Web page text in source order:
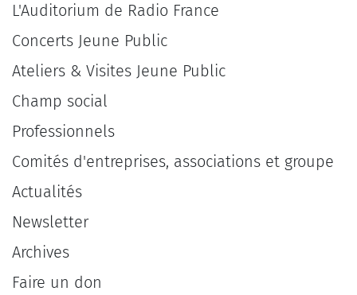
L'Auditorium de Radio France
Concerts Jeune Public
Ateliers & Visites Jeune Public
Champ social
Professionnels
Comités d'entreprises, associations et groupe
Actualités
Newsletter
Archives
Faire un don